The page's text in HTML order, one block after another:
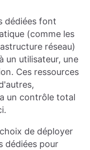
dédiées font
(comme les
réseau)
un utilisateur, une
Ces ressources
un contrôle total
de déployer
dédiées pour